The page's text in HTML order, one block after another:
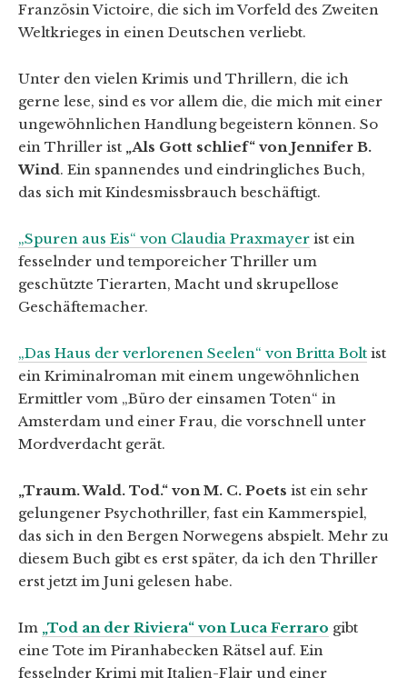
Französin Victoire, die sich im Vorfeld des Zweiten
Weltkrieges in einen Deutschen verliebt.
Unter den vielen Krimis und Thrillern, die ich
gerne lese, sind es vor allem die, die mich mit einer
ungewöhnlichen Handlung begeistern können. So
ein Thriller ist „Als Gott schlief“ von Jennifer B.
Wind. Ein spannendes und eindringliches Buch,
das sich mit Kindesmissbrauch beschäftigt.
„Spuren aus Eis“ von Claudia Praxmayer ist ein
fesselnder und temporeicher Thriller um
geschützte Tierarten, Macht und skrupellose
Geschäftemacher.
„Das Haus der verlorenen Seelen“ von Britta Bolt ist
ein Kriminalroman mit einem ungewöhnlichen
Ermittler vom „Büro der einsamen Toten“ in
Amsterdam und einer Frau, die vorschnell unter
Mordverdacht gerät.
„Traum. Wald. Tod.“ von M. C. Poets ist ein sehr
gelungener Psychothriller, fast ein Kammerspiel,
das sich in den Bergen Norwegens abspielt. Mehr zu
diesem Buch gibt es erst später, da ich den Thriller
erst jetzt im Juni gelesen habe.
Im „Tod an der Riviera“ von Luca Ferraro gibt
eine Tote im Piranhabecken Rätsel auf. Ein
fesselnder Krimi mit Italien-Flair und einer